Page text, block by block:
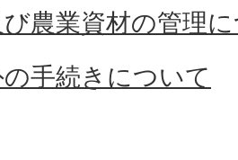
農業資材の管理
手続きについて